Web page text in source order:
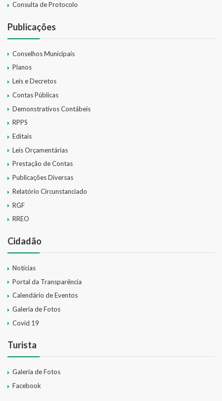
Consulta de Protocolo
Publicações
Conselhos Municipais
Planos
Leis e Decretos
Contas Públicas
Demonstrativos Contábeis
RPPS
Editais
Leis Orçamentárias
Prestação de Contas
Publicações Diversas
Relatório Circunstanciado
RGF
RREO
Cidadão
Notícias
Portal da Transparência
Calendário de Eventos
Galeria de Fotos
Covid 19
Turista
Galeria de Fotos
Facebook